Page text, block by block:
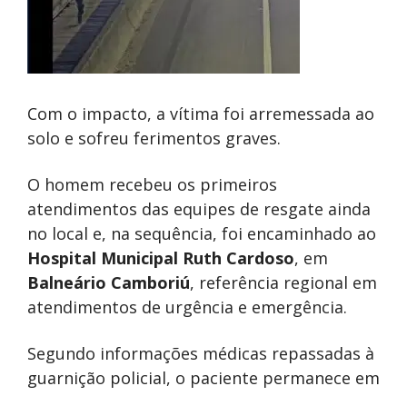
Com o impacto, a vítima foi arremessada ao
solo e sofreu ferimentos graves.
O homem recebeu os primeiros
atendimentos das equipes de resgate ainda
no local e, na sequência, foi encaminhado ao
Hospital Municipal Ruth Cardoso, em
Balneário Camboriú, referência regional em
atendimentos de urgência e emergência.
Segundo informações médicas repassadas à
guarnição policial, o paciente permanece em